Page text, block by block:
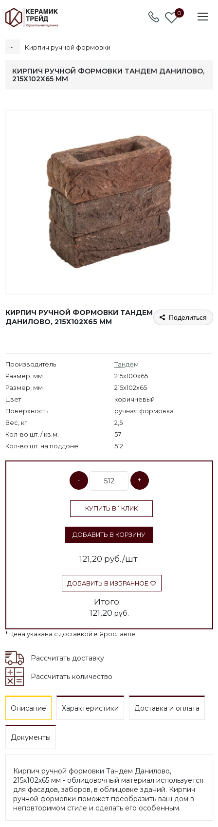
0
... Кирпич ручной формовки
КИРПИЧ РУЧНОЙ ФОРМОВКИ ТАНДЕМ ДАНИЛОВО,
215Х102Х65 ММ
КИРПИЧ РУЧНОЙ ФОРМОВКИ ТАНДЕМ
ДАНИЛОВО, 215Х102Х65 ММ
Поделиться
Производитель
Тандем
Размер, мм
215x100x65
Размер, мм
215х102х65
Цвет
коричневый
Поверхность
ручная формовка
Вес, кг
2,5
Кол-во шт. / кв.м.
57
Кол-во шт. на поддоне
512
- +
КУПИТЬ В 1 КЛИК
ДОБАВИТЬ В КОРЗИНУ
121,20 руб./шт.
ДОБАВИТЬ В ИЗБРАННОЕ
Итого:
121,20 руб.
* Цена указана с доставкой в Ярославле
Рассчитать доставку
Рассчитать количество
Описание Характеристики Доставка и оплата
Документы
Кирпич ручной формовки Тандем Данилово,
215х102х65 мм - облицовочный материал используется
для фасадов, заборов, в облицовке зданий. Кирпич
ручной формовки поможет преобразить ваш дом в
неповторимом стиле и сделать его особенным.